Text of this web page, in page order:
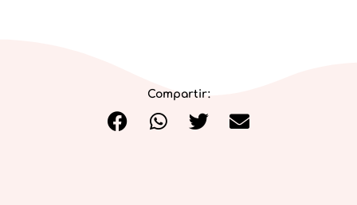
Compartir: